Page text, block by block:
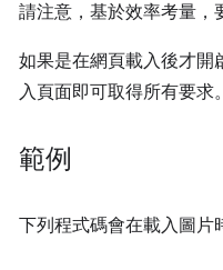
請注意，基於效率考量，
如果是在網頁載入後才開
入頁面即可取得所有要求
範例
下列程式碼會在載入圖片